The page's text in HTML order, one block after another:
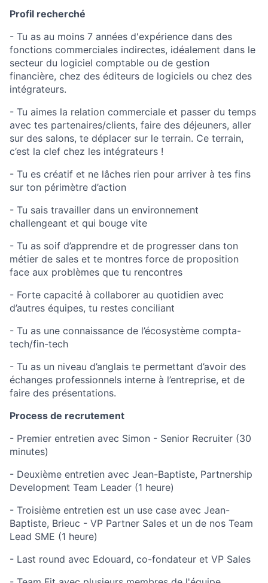
Profil recherché
- Tu as au moins 7 années d'expérience dans des
fonctions commerciales indirectes, idéalement dans le
secteur du logiciel comptable ou de gestion
financière, chez des éditeurs de logiciels ou chez des
intégrateurs.
- Tu aimes la relation commerciale et passer du temps
avec tes partenaires/clients, faire des déjeuners, aller
sur des salons, te déplacer sur le terrain. Ce terrain,
c’est la clef chez les intégrateurs !
- Tu es créatif et ne lâches rien pour arriver à tes fins
sur ton périmètre d’action
- Tu sais travailler dans un environnement
challengeant et qui bouge vite
- Tu as soif d’apprendre et de progresser dans ton
métier de sales et te montres force de proposition
face aux problèmes que tu rencontres
- Forte capacité à collaborer au quotidien avec
d’autres équipes, tu restes conciliant
- Tu as une connaissance de l’écosystème compta-
tech/fin-tech
- Tu as un niveau d’anglais te permettant d’avoir des
échanges professionnels interne à l’entreprise, et de
faire des présentations.
Process de recrutement
- Premier entretien avec Simon - Senior Recruiter (30
minutes)
- Deuxième entretien avec Jean-Baptiste, Partnership
Development Team Leader (1 heure)
- Troisième entretien est un use case avec Jean-
Baptiste, Brieuc - VP Partner Sales et un de nos Team
Lead SME (1 heure)
- Last round avec Edouard, co-fondateur et VP Sales